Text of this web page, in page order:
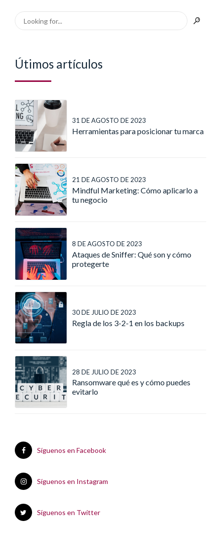
Útimos artículos
31 DE AGOSTO DE 2023
Herramientas para posicionar tu marca
21 DE AGOSTO DE 2023
Mindful Marketing: Cómo aplicarlo a
tu negocio
8 DE AGOSTO DE 2023
Ataques de Sniffer: Qué son y cómo
protegerte
30 DE JULIO DE 2023
Regla de los 3-2-1 en los backups
28 DE JULIO DE 2023
Ransomware qué es y cómo puedes
evitarlo
Síguenos en Facebook
Síguenos en Instagram
Síguenos en Twitter